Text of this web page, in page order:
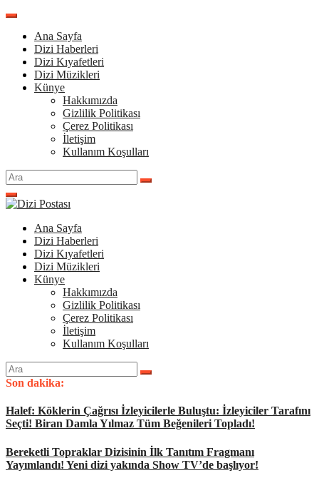
İçeriğe
Ana Sayfa
Dizi Haberleri
Dizi Kıyafetleri
Dizi Müzikleri
Künye
Hakkımızda
Gizlilik Politikası
Çerez Politikası
İletişim
Kullanım Koşulları
Arama
yap:
Ana Sayfa
Dizi Haberleri
Dizi Kıyafetleri
Dizi Müzikleri
Künye
Hakkımızda
Gizlilik Politikası
Çerez Politikası
İletişim
Kullanım Koşulları
Arama
yap:
Son dakika:
Halef: Köklerin Çağrısı İzleyicilerle Buluştu: İzleyiciler Tarafını
Seçti! Biran Damla Yılmaz Tüm Beğenileri Topladı!
Bereketli Topraklar Dizisinin İlk Tanıtım Fragmanı
Yayımlandı! Yeni dizi yakında Show TV’de başlıyor!